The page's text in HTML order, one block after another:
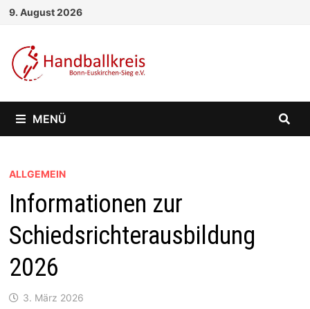
Zum
springen
9. August 2026
MENÜ
ALLGEMEIN
Informationen zur
Schiedsrichterausbildung
2026
3. März 2026